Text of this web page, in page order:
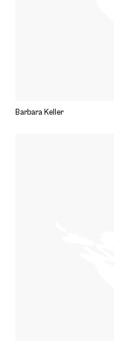
Barbara Keller